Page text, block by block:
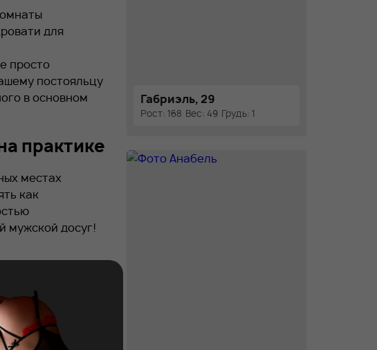
для
просто
постояльцу
в основном
практике
местах
как
мужской досуг!
Габриэль, 29
Рост: 168 Вес: 49 Грудь: 1